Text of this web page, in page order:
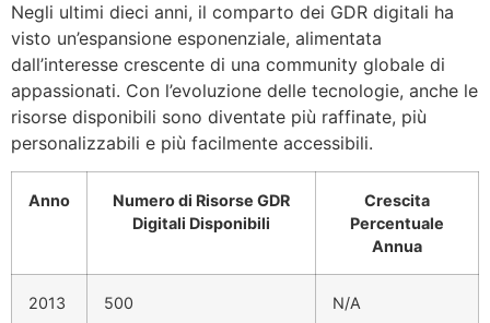
Negli ultimi dieci anni, il comparto dei GDR digitali ha
visto un’espansione esponenziale, alimentata
dall’interesse crescente di una community globale di
appassionati. Con l’evoluzione delle tecnologie, anche le
risorse disponibili sono diventate più raffinate, più
personalizzabili e più facilmente accessibili.
Anno
Numero di Risorse GDR
Digitali Disponibili
Crescita
Percentuale
Annua
2013 500 N/A